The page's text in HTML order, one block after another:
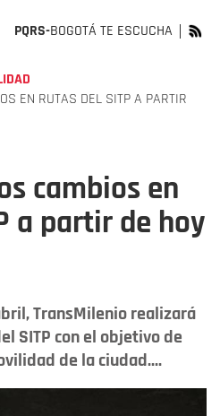
PQRS-BOGOTÁ TE ESCUCHA
EN RUTAS DEL SITP A PARTIR
cambios en
a partir de hoy
TransMilenio realizará
SITP con el objetivo de
de la ciudad....